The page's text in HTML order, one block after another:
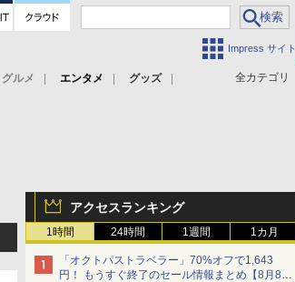
Impress サイト
全カテゴリ
グルメ エンタメ
グッズ
アクセスランキング
1時間 24時間 1週間 1カ月
「オクトパストラベラー」70%オフで1,643
円！ もうすぐ終了のセール情報まとめ【8月8日